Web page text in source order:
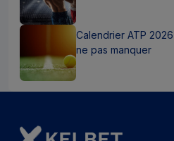
Calendrier ATP
ne pas manquer